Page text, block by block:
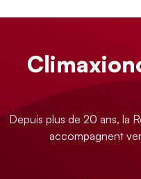
Depuis plus de 20 ans, la
accompagnent